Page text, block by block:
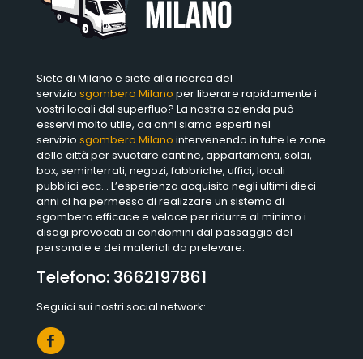
Siete di Milano e siete alla ricerca del
servizio sgombero Milano per liberare rapidamente i
vostri locali dal superfluo? La nostra azienda può
esservi molto utile, da anni siamo esperti nel
servizio sgombero Milano intervenendo in tutte le zone
della città per svuotare cantine, appartamenti, solai,
box, seminterrati, negozi, fabbriche, uffici, locali
pubblici ecc… L’esperienza acquisita negli ultimi dieci
anni ci ha permesso di realizzare un sistema di
sgombero efficace e veloce per ridurre al minimo i
disagi provocati ai condomini dal passaggio del
personale e dei materiali da prelevare.
Telefono: 3662197861
Seguici sui nostri social network: